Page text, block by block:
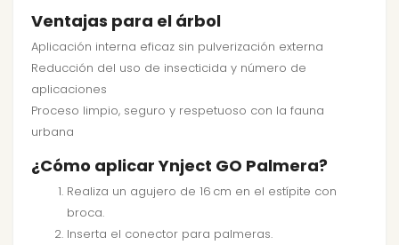
Ventajas para el árbol
Aplicación interna eficaz sin pulverización externa
Reducción del uso de insecticida y número de
aplicaciones
Proceso limpio, seguro y respetuoso con la fauna
urbana
¿Cómo aplicar Ynject GO Palmera?
Realiza un agujero de 16 cm en el estípite con
broca.
Inserta el conector para palmeras.